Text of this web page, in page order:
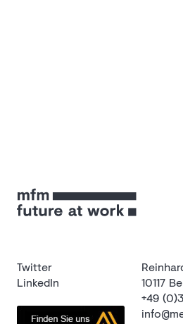
Twitter
LinkedIn
10117
+49